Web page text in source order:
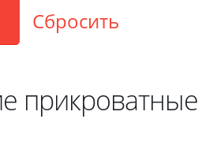
прикроватные